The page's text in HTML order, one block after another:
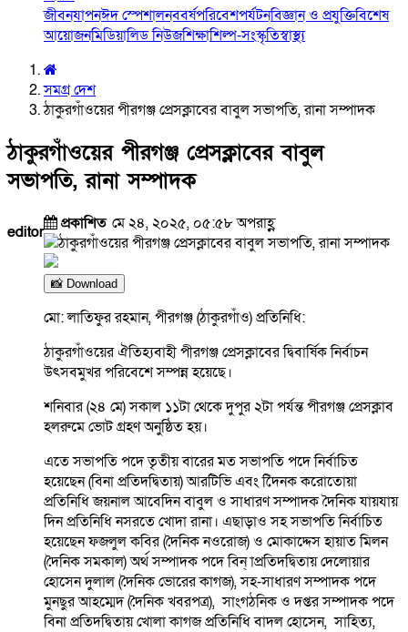
জীবনযাপনঈদ স্পেশালনববর্ষপরিবেশপর্যটনবিজ্ঞান ও প্রযুক্তিবিশেষ
আয়োজনমিডিয়ালিড নিউজশিক্ষাশিল্প-সংস্কৃতিস্বাস্থ্য
সমগ্র দেশ
ঠাকুরগাঁওয়ের পীরগঞ্জ প্রেসক্লাবের বাবুল সভাপতি, রানা সম্পাদক
ঠাকুরগাঁওয়ের পীরগঞ্জ প্রেসক্লাবের বাবুল
সভাপতি, রানা সম্পাদক
editor প্রকাশিত মে ২৪, ২০২৫, ০৫:৫৮ অপরাহ্ণ
📸 Download
মো: লাতিফুর রহমান, পীরগঞ্জ (ঠাকুরগাঁও) প্রতিনিধি:
ঠাকুরগাঁওয়ের ঐতিহ্যবাহী পীরগঞ্জ প্রেসক্লাবের দ্বিবার্ষিক নির্বাচন
উৎসবমুখর পরিবেশে সম্পন্ন হয়েছে।
শনিবার (২৪ মে) সকাল ১১টা থেকে দুপুর ২টা পর্যন্ত পীরগঞ্জ প্রেসক্লাব
হলরুমে ভোট গ্রহণ অনুষ্ঠিত হয়।
এতে সভাপতি পদে তৃতীয় বারের মত সভাপতি পদে নির্বাচিত
হয়েছেন (বিনা প্রতিদদ্বিতায়) আরটিভি এবং িৈদনক করোতোয়া
প্রতিনিধি জয়নাল আবেদিন বাবুল ও সাধারণ সম্পাদক দৈনিক যায়যায়
দিন প্রতিনিধি নসরতে খোদা রানা। এছাড়াও সহ সভাপতি নির্বাচিত
হয়েছেন ফজলুল কবির (দৈনিক নওরোজ) ও মোকাদ্দেস হায়াত মিলন
(দৈনিক সমকাল) অর্থ সম্পাদক পদে বিন্ াপ্রতিদদ্বিতায় দেলোয়ার
হোসেন দুলাল (দৈনিক ভোরের কাগজ), সহ-সাধারণ সম্পাদক পদে
মুনছুর আহম্মেদ (দৈনিক খবরপত্র), সাংগঠনিক ও দপ্তর সম্পাদক পদে
বিনা প্রতিদদ্বিতায় খোলা কাগজ প্রতিনিধি বাদল হোসেন, সাহিত্য,